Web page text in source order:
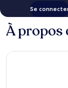
Se
À propos